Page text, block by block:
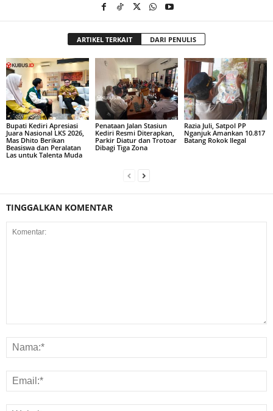
ARTIKEL TERKAIT DARI PENULIS
Bupati Kediri Apresiasi
Juara Nasional LKS 2026,
Mas Dhito Berikan
Beasiswa dan Peralatan
Las untuk Talenta Muda
Penataan Jalan Stasiun
Kediri Resmi Diterapkan,
Parkir Diatur dan Trotoar
Dibagi Tiga Zona
Razia Juli, Satpol PP
Nganjuk Amankan 10.817
Batang Rokok Ilegal
TINGGALKAN KOMENTAR